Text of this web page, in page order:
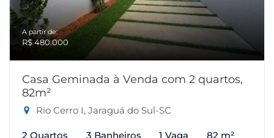
A partir de:
R$ 480.000
Casa Geminada à Venda com 2 quartos,
82m²
Rio Cerro I, Jaraguá do Sul-SC
2 Quartos 3 Banheiros 1 Vaga 82 m²